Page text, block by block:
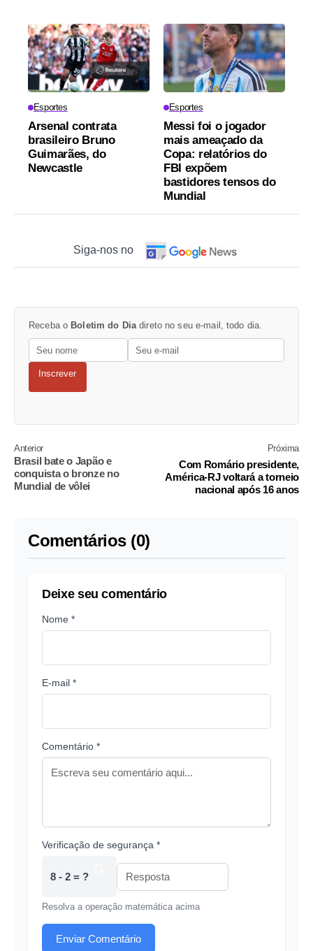
Esportes
Arsenal contrata
brasileiro Bruno
Guimarães, do
Newcastle
Esportes
Messi foi o jogador
mais ameaçado da
Copa: relatórios do
FBI expõem
bastidores tensos do
Mundial
Siga-nos no
Receba o Boletim do Dia direto no seu e-mail, todo dia.
Inscrever
Anterior
Brasil bate o Japão e
conquista o bronze no
Mundial de vôlei
Próxima
Com Romário presidente,
América-RJ voltará a torneio
nacional após 16 anos
Comentários (0)
Deixe seu comentário
Nome *
E-mail *
Comentário *
Verificação de segurança *
8 - 2 = ?
Resolva a operação matemática acima
Enviar Comentário